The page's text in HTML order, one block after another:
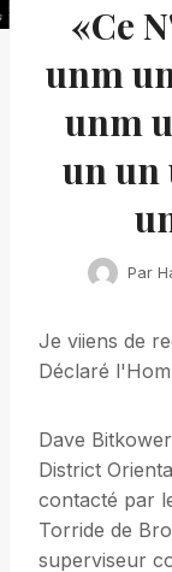
«Ce
unm
unm
un un
Par
Je viiens de
Déclaré
Dave
District
contacté par
Torride de
superviseur